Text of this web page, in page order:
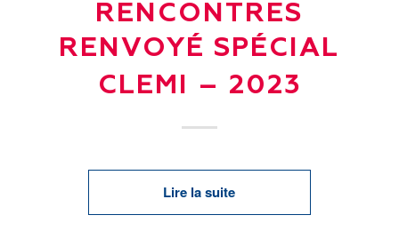
RENCONTRES
RENVOYÉ SPÉCIAL
CLEMI – 2023
Lire la suite